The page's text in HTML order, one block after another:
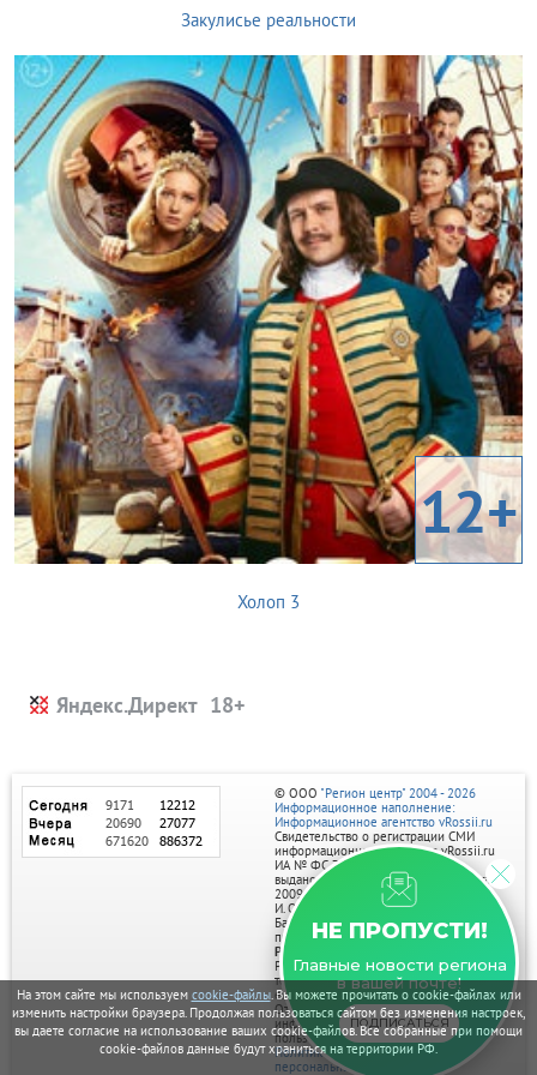
На этом сайте мы используем cookie-файлы. Вы можете прочитать о cookie-файлах или
изменить настройки браузера. Продолжая пользоваться сайтом без изменения настроек,
вы даете согласие на использование ваших cookie-файлов. Все собранные при помощи
cookie-файлов данные будут храниться на территории РФ.
Закулисье реальности
12+
Холоп 3
Яндекс.Директ
НЕ ПРОПУСТИ!
Главные новости региона
в вашей почте!
ПОДПИСАТЬСЯ
© ООО "Регион центр" 2004 - 2026
Информационное наполнение:
Информационное агентство vRossii.ru
Свидетельство о регистрации СМИ
информационного агентства vRossii.ru
ИА № ФС 77‑35502
выдано РОСКОМНАДЗОРом 04 марта
2009г.
И. О. Главного редактора Нарыков А. Н.
Баннеры на портале размещаются на
правах рекламы.
Реклама на портале:
Рекламное агентство "Умный маркетинг"
тел. 7-910-267-70-40,
email: umnyy.marketing@yandex.ru
Отдельные публикации могут содержать
информацию, не предназначенную для
пользователей до 18 лет.
Политика в отношении обработки
персональных данных